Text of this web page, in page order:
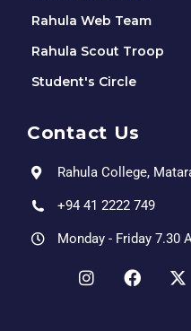
Rahula Web Team
Rahula Scout Troop
Student's Circle
Contact Us
Rahula College,
+94 41 2222 749
Monday - Friday 7.30